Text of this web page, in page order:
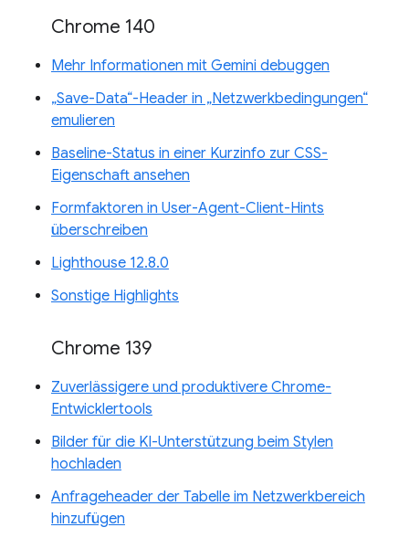
Chrome 140
Mehr Informationen mit Gemini debuggen
„Save-Data“-Header in „Netzwerkbedingungen“
emulieren
Baseline-Status in einer Kurzinfo zur CSS-
Eigenschaft ansehen
Formfaktoren in User-Agent-Client-Hints
überschreiben
Lighthouse 12.8.0
Sonstige Highlights
Chrome 139
Zuverlässigere und produktivere Chrome-
Entwicklertools
Bilder für die KI-Unterstützung beim Stylen
hochladen
Anfrageheader der Tabelle im Netzwerkbereich
hinzufügen